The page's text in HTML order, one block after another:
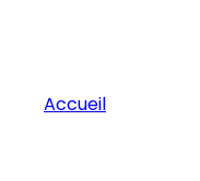
Accueil